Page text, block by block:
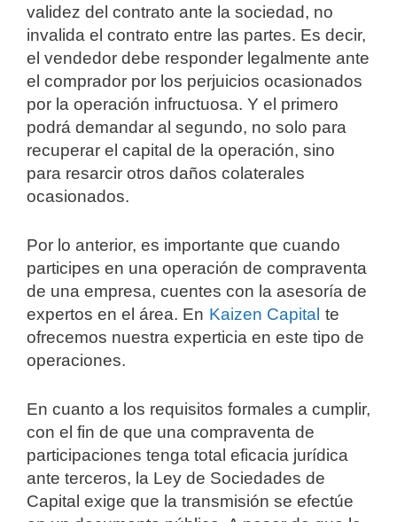
validez del contrato ante la sociedad, no
invalida el contrato entre las partes. Es decir,
el vendedor debe responder legalmente ante
el comprador por los perjuicios ocasionados
por la operación infructuosa. Y el primero
podrá demandar al segundo, no solo para
recuperar el capital de la operación, sino
para resarcir otros daños colaterales
ocasionados.
Por lo anterior, es importante que cuando
participes en una operación de compraventa
de una empresa, cuentes con la asesoría de
expertos en el área. En Kaizen Capital te
ofrecemos nuestra experticia en este tipo de
operaciones.
En cuanto a los requisitos formales a cumplir,
con el fin de que una compraventa de
participaciones tenga total eficacia jurídica
ante terceros, la Ley de Sociedades de
Capital exige que la transmisión se efectúe